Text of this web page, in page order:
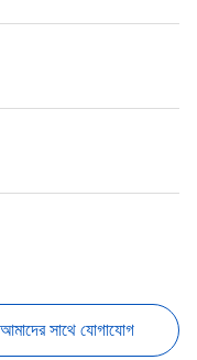
আমাদের সাথে যোগাযোগ